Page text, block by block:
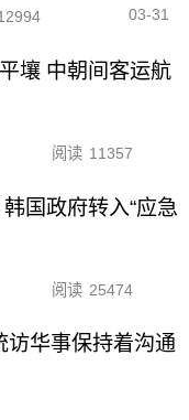
03-31
壤 中朝间客运航
阅读 11357
国政府转入“应急
阅读 25474
访华事保持着沟通